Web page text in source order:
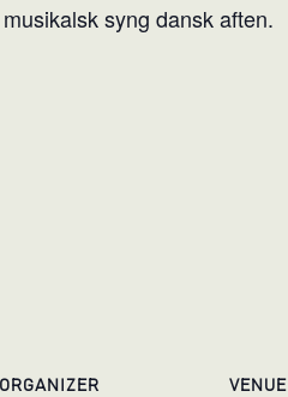
syng dansk aften.
ORGANIZER VENUE